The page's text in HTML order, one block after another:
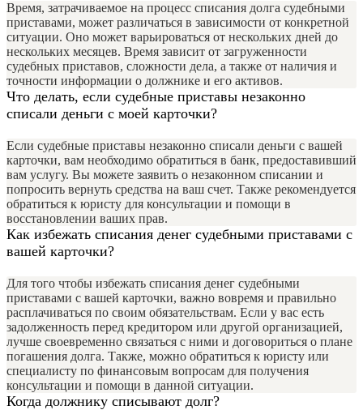
Время, затрачиваемое на процесс списания долга судебными
приставами, может различаться в зависимости от конкретной
ситуации. Оно может варьироваться от нескольких дней до
нескольких месяцев. Время зависит от загруженности
судебных приставов, сложности дела, а также от наличия и
точности информации о должнике и его активов.
Что делать, если судебные приставы незаконно
списали деньги с моей карточки?
Если судебные приставы незаконно списали деньги с вашей
карточки, вам необходимо обратиться в банк, предоставивший
вам услугу. Вы можете заявить о незаконном списании и
попросить вернуть средства на ваш счет. Также рекомендуется
обратиться к юристу для консультации и помощи в
восстановлении ваших прав.
Как избежать списания денег судебными приставами с
вашей карточки?
Для того чтобы избежать списания денег судебными
приставами с вашей карточки, важно вовремя и правильно
расплачиваться по своим обязательствам. Если у вас есть
задолженность перед кредитором или другой организацией,
лучше своевременно связаться с ними и договориться о плане
погашения долга. Также, можно обратиться к юристу или
специалисту по финансовым вопросам для получения
консультации и помощи в данной ситуации.
Когда должнику списывают долг?